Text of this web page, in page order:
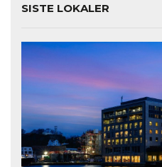
SISTE LOKALER